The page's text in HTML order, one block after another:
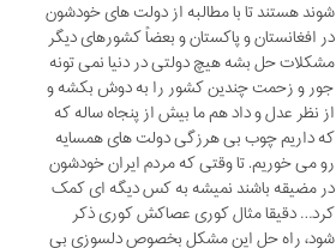
شوند هستند تا با مطالبه از دولت های خودشون
در افغانستان و پاکستان و بعضاً کشورهای دیگر
مشکلات حل بشه هیچ دولتی در دنیا نمی تونه
جور و زحمت چندین کشور را به دوش بکشه و
از نظر عدل و داد هم ما بیش از پنجاه ساله که
که داریم چوب بی هرزگی دولت های همسایه
رو می خوریم. تا وقتی که مردم ایران خودشون
در مضیقه باشند نمیشه به کس دیگه ای کمک
کرد… دقیقا مثال کوری عصاکش کوری ذکر
شود، راه حل این مشکل بخصوص دلسوزی بی